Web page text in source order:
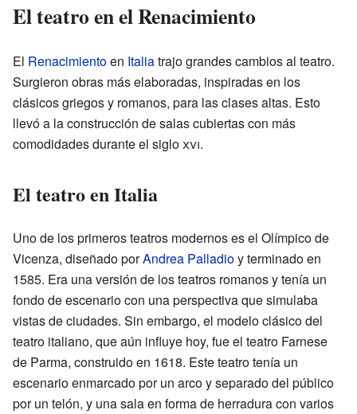
El teatro en el Renacimiento
El Renacimientoen Italiatrajo grandes cambios al teatro.
Surgieron obras más elaboradas, inspiradas en los
clásicos griegos y romanos, para las clases altas. Esto
llevó a la construcción de salas cubiertas con más
comodidades durante el sigloxvi.
El teatro en Italia
Uno de los primeros teatros modernos es el Olímpico de
Vicenza, diseñado porAndrea Palladioy terminado en
1585. Era una versión de los teatros romanos y tenía un
fondo de escenario con una perspectiva que simulaba
vistas de ciudades. Sin embargo, el modelo clásico del
teatro italiano, que aún influye hoy, fue el teatro Farnese
de Parma, construido en 1618. Este teatro tenía un
escenario enmarcado por un arco y separado del público
por un telón, y una sala en forma de herradura con varios